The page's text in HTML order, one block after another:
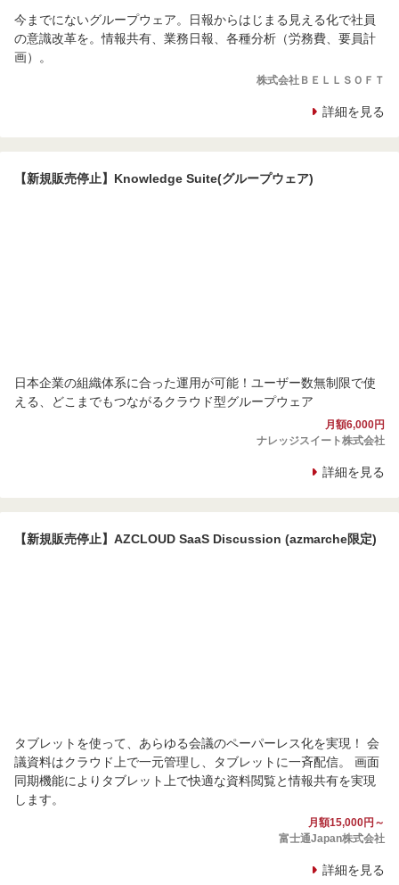
今までにないグループウェア。日報からはじまる見える化で社員
の意識改革を。情報共有、業務日報、各種分析（労務費、要員計
画）。
株式会社ＢＥＬＬＳＯＦＴ
詳細を見る
【新規販売停止】Knowledge Suite(グループウェア)
日本企業の組織体系に合った運用が可能！ユーザー数無制限で使
える、どこまでもつながるクラウド型グループウェア
月額6,000円
ナレッジスイート株式会社
詳細を見る
【新規販売停止】AZCLOUD SaaS Discussion (azmarche限定)
タブレットを使って、あらゆる会議のペーパーレス化を実現！ 会
議資料はクラウド上で一元管理し、タブレットに一斉配信。 画面
同期機能によりタブレット上で快適な資料閲覧と情報共有を実現
します。
月額15,000円～
富士通Japan株式会社
詳細を見る